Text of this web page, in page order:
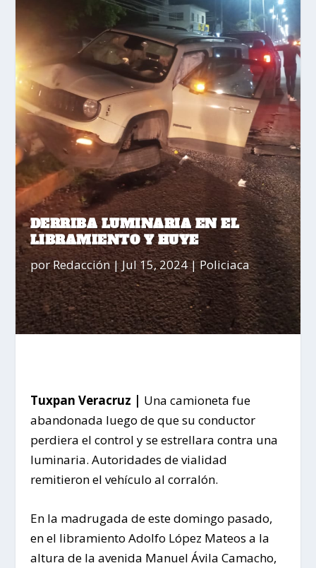
DERRIBA LUMINARIA EN EL
LIBRAMIENTO Y HUYE
porRedacción|Jul 15, 2024|Policiaca
Tuxpan Veracruz | Una camioneta fue
abandonada luego de que su conductor
perdiera el control y se estrellara contra una
luminaria. Autoridades de vialidad
remitieron el vehículo al corralón.
En la madrugada de este domingo pasado,
en el libramiento Adolfo López Mateos a la
altura de la avenida Manuel Ávila Camacho,